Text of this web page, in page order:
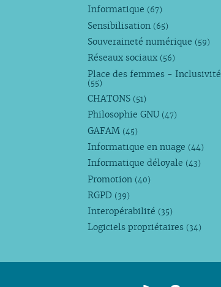
Informatique (67)
Sensibilisation (65)
Souveraineté numérique (59)
Réseaux sociaux (56)
Place des femmes - Inclusivité
(55)
CHATONS (51)
Philosophie GNU (47)
GAFAM (45)
Informatique en nuage (44)
Informatique déloyale (43)
Promotion (40)
RGPD (39)
Interopérabilité (35)
Logiciels propriétaires (34)